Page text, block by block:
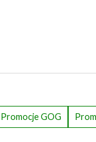
Promocje GOG